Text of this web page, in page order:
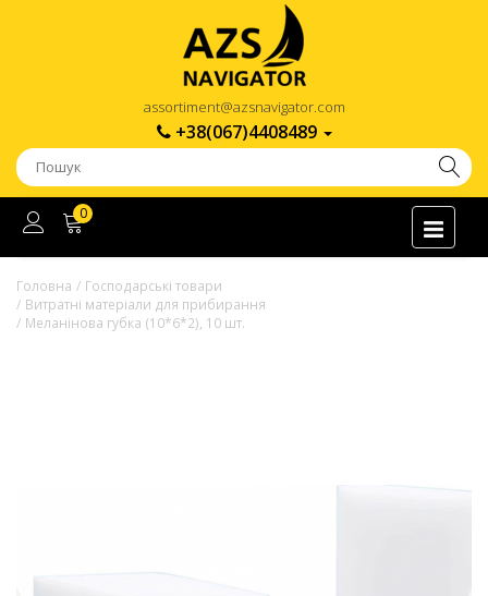
assortiment@azsnavigator.com
+38(067)4408489
0
Головна
Господарські товари
Витратні матеріали для прибирання
Меланінова губка (10*6*2), 10 шт.